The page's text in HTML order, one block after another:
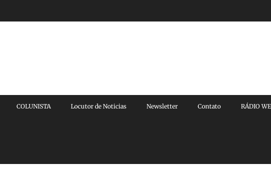
COLUNISTA Locutor de Noticias Newsletter Contato RÁDIO